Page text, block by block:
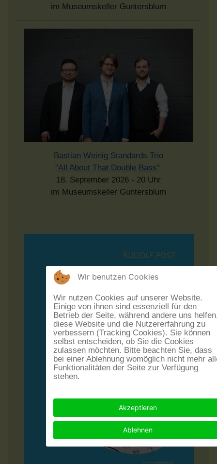
im Museumskeller Guntersblum
Bastian Weinig Standards Trio
"All About That Double Bass"
18. September 2026 - 20 Uhr
im Museumskeller Guntersblum
Wir benutzen Cookies
Wir nutzen Cookies auf unserer Website.
Einige von ihnen sind essenziell für den
Betrieb der Seite, während andere uns
diese Website und die Nutzererfahrung zu
verbessern (Tracking Cookies). Sie können
selbst entscheiden, ob Sie die Cookies
zulassen möchten. Bitte beachten Sie, dass
bei einer Ablehnung womöglich nicht mehr
Funktionalitäten der Seite zur Verfügung
stehen.
Akzeptieren
Ablehnen